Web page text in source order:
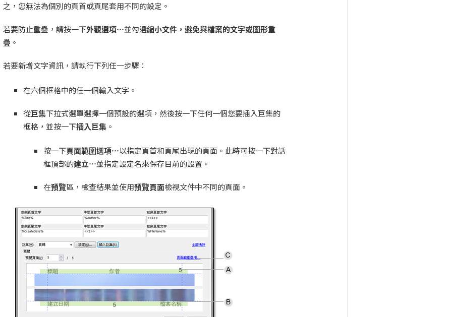
之，您無法為個別的頁首或頁尾套用不同的設定。
若要防止重疊，請按一下外觀選項…並勾選縮小文件，避免與檔案的文字或圖形重
疊 。
若要新增文字資訊，請執行下列任一步驟：
在六個框格中的任一個輸入文字。
從巨集下拉式選單選擇一個預設的選項，然後按一下任何一個您要插入巨集的
框格，並按一下插入巨集。
按一下頁面範圍選項…以指定頁首和頁尾出現的頁面。此時可按一下對話
框頂部的建立…並指定設定名來保存目前的設置。
在預覽區，檢查結果並使用預覽頁面檢視文件中不同的頁面。